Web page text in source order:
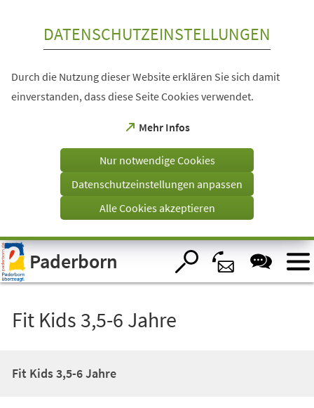
Visuelle
Assistenzsoftware
öffnen.
DATENSCHUTZEINSTELLUNGEN
Durch die Nutzung dieser Website erklären Sie sich damit
einverstanden, dass diese Seite Cookies verwendet.
Mehr Infos
(Öffnet
einem
Tab)
Nur notwendige Cookies
Datenschutzeinstellungen anpassen
Alle Cookies akzeptieren
Paderborn
Fit Kids 3,5-6 Jahre
Fit Kids 3,5-6 Jahre